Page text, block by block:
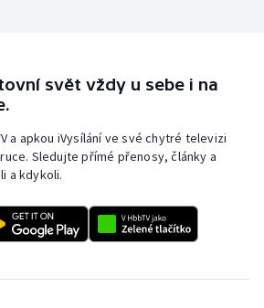
svět vždy u sebe i na
a apkou iVysílání ve své chytré televizi
Sledujte přímé přenosy, články a
a kdykoli.